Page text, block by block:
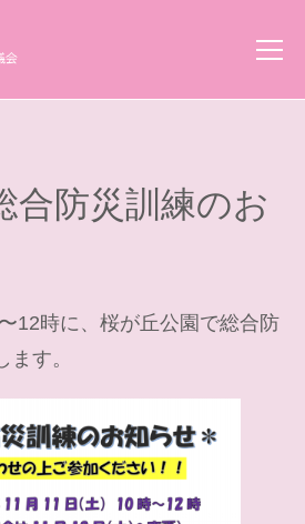
合防災訓練のお
12時に、桜が丘公園で総合防
ます。